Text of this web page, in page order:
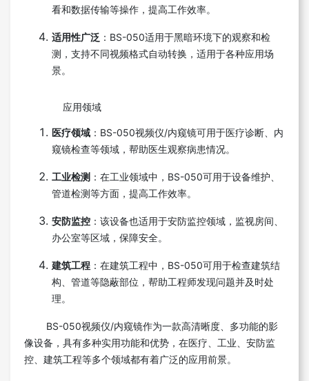
看和数据传输等操作，提高工作效率。
适用性广泛 ：BS-050适用于黑暗环境下的观察和检
测，支持不同视频格式自动转换，适用于各种应用场
景。
应用领域
医疗领域 ：BS-050视频仪/内窥镜可用于医疗诊断、内
窥镜检查等领域，帮助医生观察病患情况。
工业检测 ：在工业领域中，BS-050可用于设备维护、
管道检测等方面，提高工作效率。
安防监控 ：该设备也适用于安防监控领域，监视房间、
办公室等区域，保障安全。
建筑工程 ：在建筑工程中，BS-050可用于检查建筑结
构、管道等隐蔽部位，帮助工程师发现问题并及时处
理。
BS-050视频仪/内窥镜作为一款高清晰度、多功能的影
像设备，具有多种实用功能和优势，在医疗、工业、安防监
控、建筑工程等多个领域都有着广泛的应用前景。